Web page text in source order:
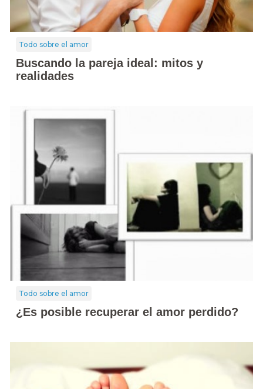
Todo sobre el amor
Buscando la pareja ideal: mitos y
realidades
Todo sobre el amor
¿Es posible recuperar el amor perdido?